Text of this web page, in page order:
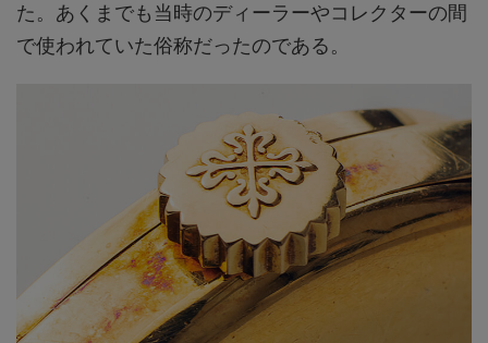
た。あくまでも当時のディーラーやコレクターの間
で使われていた俗称だったのである。